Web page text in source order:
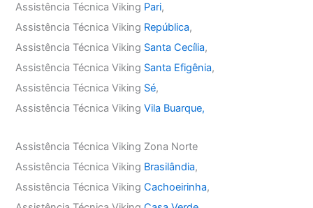
Assistência Técnica Viking Pari,
Assistência Técnica Viking República,
Assistência Técnica Viking Santa Cecília,
Assistência Técnica Viking Santa Efigênia,
Assistência Técnica Viking Sé,
Assistência Técnica VikingVila Buarque,
Assistência Técnica Viking Zona Norte
Assistência Técnica Viking Brasilândia,
Assistência Técnica VikingCachoeirinha,